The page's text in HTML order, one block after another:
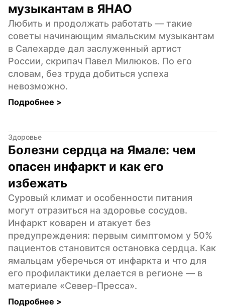
музыкантам в ЯНАО
Любить и продолжать работать — такие
советы начинающим ямальским музыкантам
в Салехарде дал заслуженный артист
России, скрипач Павел Милюков. По его
словам, без труда добиться успеха
невозможно.
Подробнее >
Здоровье
Болезни сердца на Ямале: чем
опасен инфаркт и как его
избежать
Суровый климат и особенности питания
могут отразиться на здоровье сосудов.
Инфаркт коварен и атакует без
предупреждения: первым симптомом у 50%
пациентов становится остановка сердца. Как
ямальцам уберечься от инфаркта и что для
его профилактики делается в регионе — в
материале «Север-Пресса».
Подробнее >